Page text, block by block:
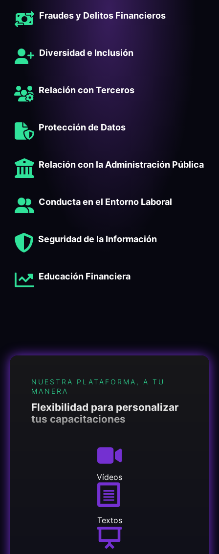
Fraudes y Delitos Financieros
Diversidad e Inclusión
Relación con Terceros
Protección de Datos
Relación con la Administración Pública
Conducta en el Entorno Laboral
Seguridad de la Información
Educación Financiera
NUESTRA PLATAFORMA, A TU
MANERA
Flexibilidad para personalizar
tus capacitaciones
Vídeos
Textos